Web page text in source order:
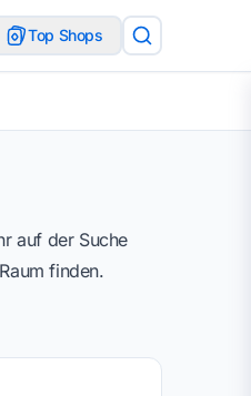
Top Shops
auf der Suche
finden.